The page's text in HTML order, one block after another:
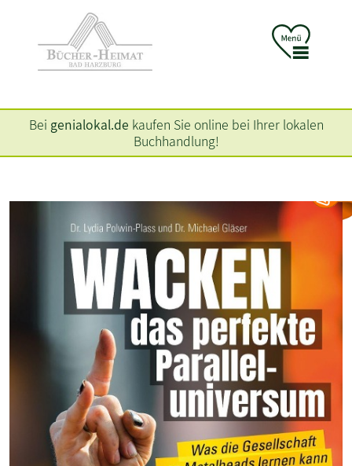
Bei genialokal.de kaufen Sie online bei Ihrer lokalen
Buchhandlung!